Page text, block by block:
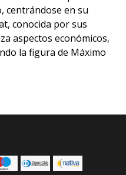
centrándose en su
conocida por sus
aspectos económicos,
la figura de Máximo